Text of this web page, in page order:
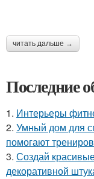
читать дальше →
Последние
1. Интерьеры
2. Умный дом для
помогают
3. Создай
декоративной